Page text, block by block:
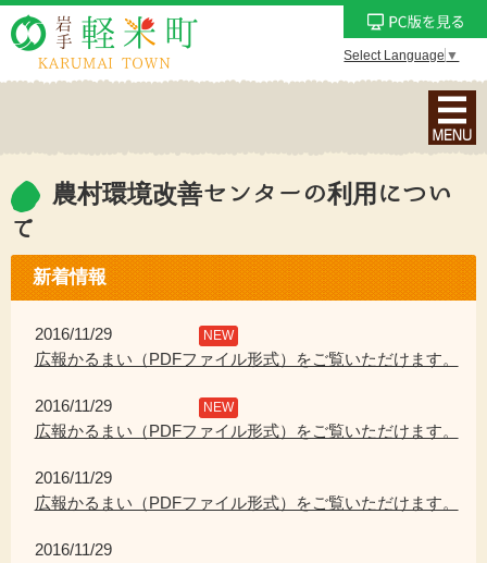
Select Language ▼
ナ
ビ
ー
ン
メ
表
農村環境改善センターの利用につい
て
新着情報
2016/11/29 NEW
広報かるまい（PDFファイル形式）をご覧いただけます。
2016/11/29 NEW
広報かるまい（PDFファイル形式）をご覧いただけます。
2016/11/29
広報かるまい（PDFファイル形式）をご覧いただけます。
2016/11/29